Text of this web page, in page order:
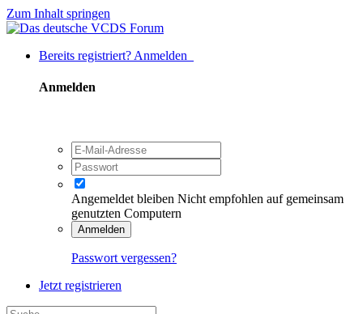
Zum Inhalt springen
Bereits registriert? Anmelden
Anmelden
Angemeldet bleiben Nicht empfohlen auf gemeinsam
genutzten Computern
Anmelden
Passwort vergessen?
Jetzt registrieren